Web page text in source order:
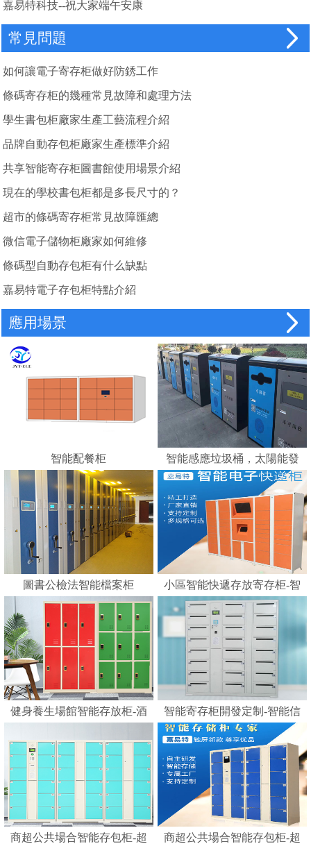
嘉易特科技--祝大家端午安康
常見問題
如何讓電子寄存柜做好防銹工作
條碼寄存柜的幾種常見故障和處理方法
學生書包柜廠家生產工藝流程介紹
品牌自動存包柜廠家生產標準介紹
共享智能寄存柜圖書館使用場景介紹
現在的學校書包柜都是多長尺寸的？
超市的條碼寄存柜常見故障匯總
微信電子儲物柜廠家如何維修
條碼型自動存包柜有什么缺點
嘉易特電子存包柜特點介紹
應用場景
智能配餐柜
智能感應垃圾桶，太陽能發
電，智能垃圾分類的好幫手
---蘇州嘉易特電子科技有限
公司
圖書公檢法智能檔案柜
小區智能快遞存放寄存柜-智
能化快遞柜 E郵
健身養生場館智能存放柜-酒
鎖柜桑拿更衣柜手腕卡
智能寄存柜開發定制-智能信
報箱電子寄存柜
商超公共場合智能存包柜-超
商超公共場合智能存包柜-超